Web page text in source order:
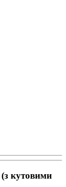
кутовими